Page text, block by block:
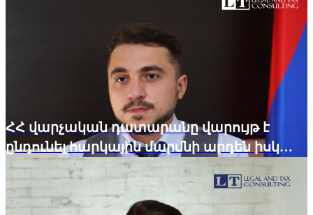
ՀՀ վարչական դատարանը վարույթ է
ընդունել հարկային մարմնի արդեն իսկ
անբողոքարկելի դարձած այն վարչական
ակտի վիճարկման հայցը, որի հիման վրա
հարկային մարմինը դիմել էր ՀՀ